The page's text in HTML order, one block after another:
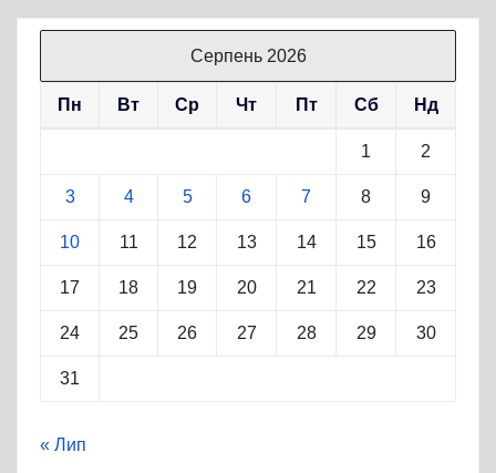
Серпень 2026
Пн Вт Ср Чт Пт Сб Нд
1 2
3 4 5 6 7 8 9
10 11 12 13 14 15 16
17 18 19 20 21 22 23
24 25 26 27 28 29 30
31
« Лип